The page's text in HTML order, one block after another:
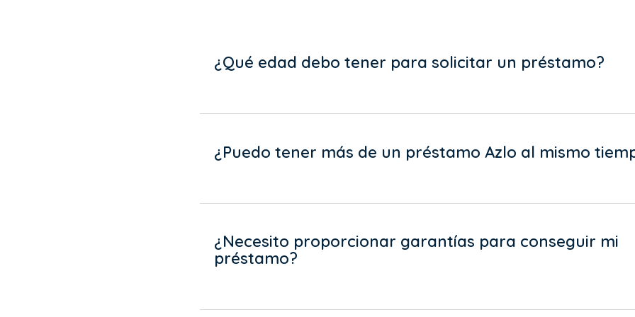
¿Qué edad debo tener para solicitar un préstamo?
¿Puedo tener más de un préstamo Azlo al mismo
¿Necesito proporcionar garantías para conseguir mi
préstamo?